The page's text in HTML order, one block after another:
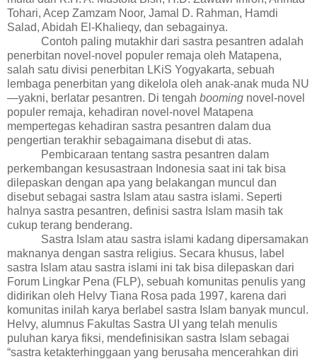
Tohari, Acep Zamzam Noor, Jamal D. Rahman, Hamdi
Salad, Abidah El-Khalieqy, dan sebagainya.
Contoh paling mutakhir dari sastra pesantren adalah
penerbitan novel-novel populer remaja oleh Matapena,
salah satu divisi penerbitan LKiS Yogyakarta, sebuah
lembaga penerbitan yang dikelola oleh anak-anak muda NU
—yakni, berlatar pesantren. Di tengah booming novel-novel
populer remaja, kehadiran novel-novel Matapena
mempertegas kehadiran sastra pesantren dalam dua
pengertian terakhir sebagaimana disebut di atas.
Pembicaraan tentang sastra pesantren dalam
perkembangan kesusastraan Indonesia saat ini tak bisa
dilepaskan dengan apa yang belakangan muncul dan
disebutsebagai sastra Islam atau sastra islami. Seperti
halnya sastra pesantren, definisi sastra Islam masih tak
cukup terang benderang.
Sastra Islam atau sastra islami kadang dipersamakan
maknanya dengan sastra religius. Secara khusus, label
sastra Islam atau sastra islami ini tak bisa dilepaskan dari
Forum Lingkar Pena (FLP), sebuah komunitas penulis yang
didirikan oleh Helvy Tiana Rosa pada 1997, karena dari
komunitas inilah karya berlabel sastra Islam banyak muncul.
Helvy, alumnus Fakultas Sastra UI yang telah menulis
puluhan karya fiksi, mendefinisikan sastra Islam sebagai
“sastra ketakterhinggaan yang berusaha mencerahkan diri